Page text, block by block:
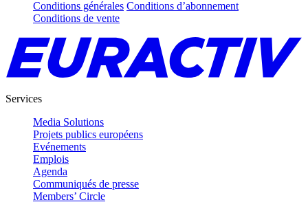
Conditions générales Conditions d’abonnement
Conditions de vente
Services
Media Solutions
Projets publics européens
Evénements
Emplois
Agenda
Communiqués de presse
Members’ Circle